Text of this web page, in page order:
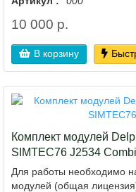
10 000 р.
В корзину
Комплект модулей
SIMTEC76 J2534
Для работы необходимо
модулей (общая